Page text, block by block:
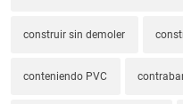
construir sin demoler
conteniendo PVC